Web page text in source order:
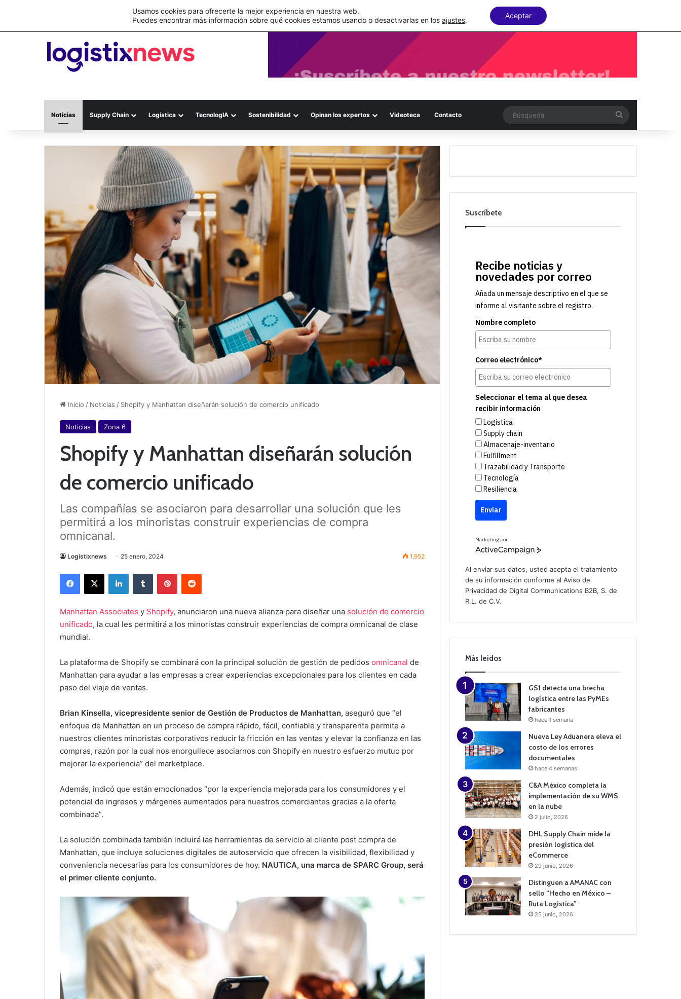
C&A México completa la implementación de su WMS en la nube
Noticias Supply Chain Logística TecnologIA Sostenibilidad Opinan los expertos Videoteca Contacto
Inicio / Noticias / Shopify y Manhattan diseñarán solución de comercio unificado
Noticias Zona 6
Shopify y Manhattan diseñarán solución
de comercio unificado
Las compañías se asociaron para desarrollar una solución que les
permitirá a los minoristas construir experiencias de compra
omnicanal.
Logistixnews 25 enero, 2024 1,952
Manhattan Associates y Shopify, anunciaron una nueva alianza para diseñar una solución de comercio
unificado, la cual les permitirá a los minoristas construir experiencias de compra omnicanal de clase
mundial.
La plataforma de Shopify se combinará con la principal solución de gestión de pedidos omnicanal de
Manhattan para ayudar a las empresas a crear experiencias excepcionales para los clientes en cada
paso del viaje de ventas.
Brian Kinsella, vicepresidente senior de Gestión de Productos de Manhattan, aseguró que “el
enfoque de Manhattan en un proceso de compra rápido, fácil, confiable y transparente permite a
nuestros clientes minoristas corporativos reducir la fricción en las ventas y elevar la confianza en las
compras, razón por la cual nos enorgullece asociarnos con Shopify en nuestro esfuerzo mutuo por
mejorar la experiencia” del marketplace.
Además, indicó que están emocionados “por la experiencia mejorada para los consumidores y el
potencial de ingresos y márgenes aumentados para nuestros comerciantes gracias a la oferta
combinada”.
La solución combinada también incluirá las herramientas de servicio al cliente post compra de
Manhattan, que incluye soluciones digitales de autoservicio que ofrecen la visibilidad, flexibilidad y
conveniencia necesarias para los consumidores de hoy. NAUTICA, una marca de SPARC Group, será
el primer cliente conjunto.
Suscríbete
Recibe noticias y
novedades por correo
Añada un mensaje descriptivo en el que se
informe al visitante sobre el registro.
Nombre completo
Correo electrónico*
Seleccionar el tema al que desea
recibir información
Logística
Supply chain
Almacenaje-inventario
Fulfillment
Trazabilidad y Transporte
Tecnología
Resiliencia
Enviar
Marketing por
A
v
e
p
i
n
Al enviar sus datos, usted acepta el tratamiento
de su información conforme alAviso de
Privacidad de Digital Communications B2B, S. de
R.L. de C.V.
Más leidos
GS1 detecta una brecha
logística entre las PyMEs
fabricantes
hace 1 semana
Nueva Ley Aduanera eleva el
costo de los errores
documentales
hace 4 semanas
C&A México completa la
implementación de su WMS
en la nube
2 julio, 2026
DHL Supply Chain mide la
presión logística del
eCommerce
29 junio, 2026
Distinguen a AMANAC con
sello “Hecho en México –
Ruta Logística”
25 junio, 2026
Usamos cookies para ofrecerte la mejor experiencia en nuestra web.
Puedes encontrar más información sobre qué cookies estamos usando o desactivarlas en losajustes.
Aceptar